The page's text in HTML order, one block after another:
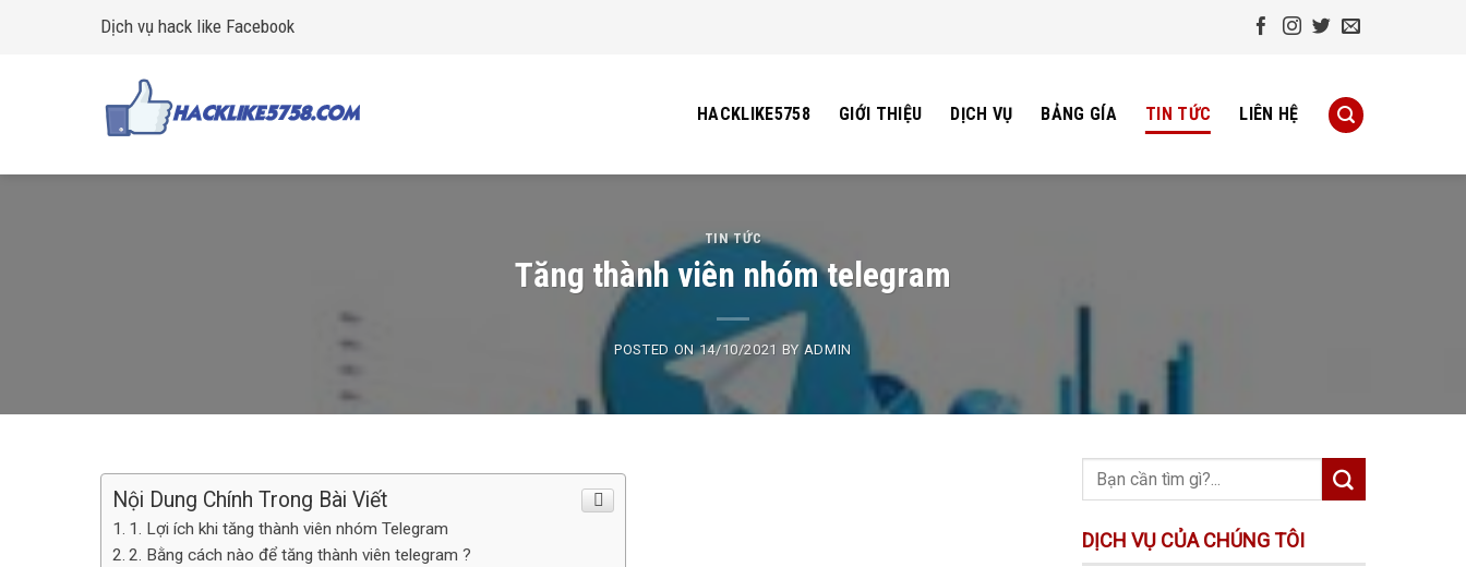
Dịch vụ hack like Facebook
HACKLIKE5758 GIỚI THIỆU DỊCH VỤ BẢNG GÍA TIN TỨC LIÊN HỆ
TIN TỨC
Tăng thành viên nhóm telegram
POSTED ON14/10/2021 BY ADMIN
Nội Dung Chính Trong Bài Viết
1. Lợi ích khi tăng thành viên nhóm Telegram
2. Bằng cách nào để tăng thành viên telegram ?
DỊCH VỤ CỦA CHÚNG TÔI